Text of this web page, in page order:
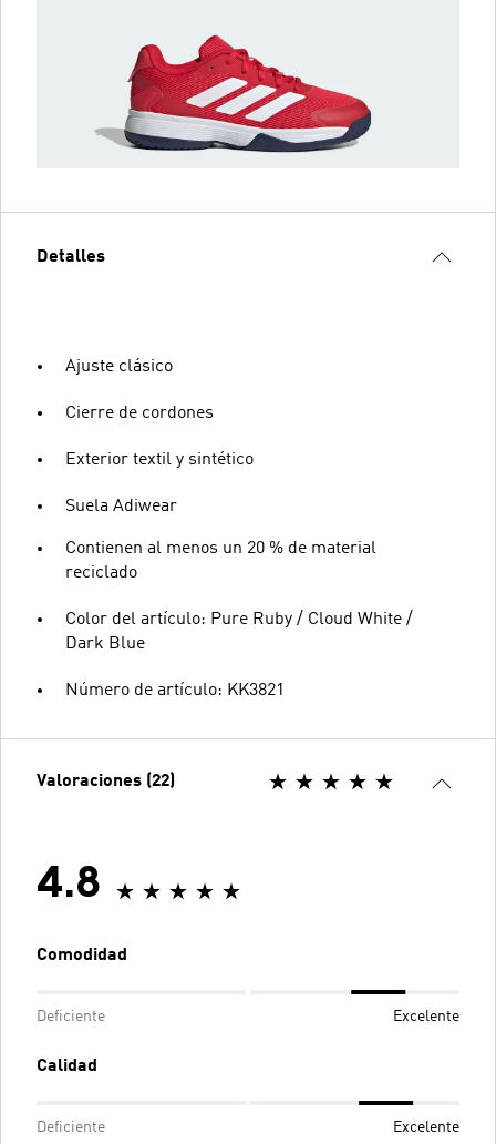
Detalles
Ajuste clásico
Cierre de cordones
Exterior textil y sintético
Suela Adiwear
Contienen al menos un 20 % de material
reciclado
Color del artículo: Pure Ruby / Cloud White /
Dark Blue
Número de artículo: KK3821
Valoraciones (22)
4.8
Comodidad
Deficiente Excelente
Calidad
Deficiente Excelente